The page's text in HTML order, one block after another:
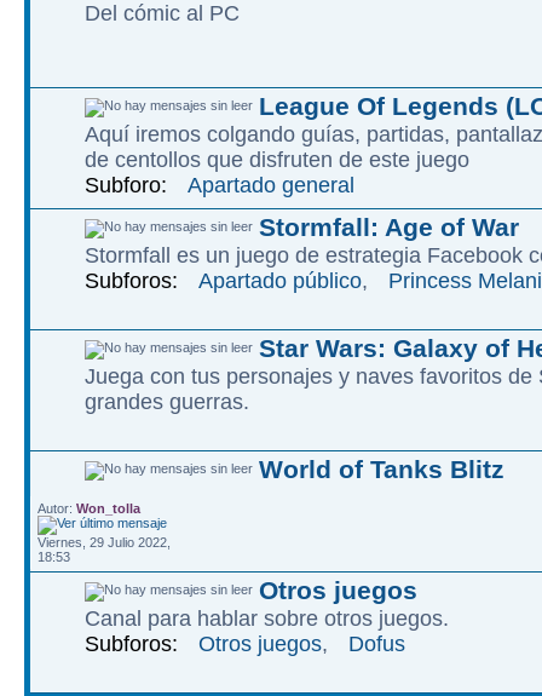
Del cómic al PC
League Of Legends
Aquí iremos colgando guías, partidas,
de centollos que disfruten de este juego
Subforo:
Apartado general
Stormfall: Age of War
Stormfall es un juego de estrategia Facebook
Subforos:
Apartado público, Princess
Star Wars: Galaxy of
Juega con tus personajes y naves favoritos
grandes guerras.
World of Tanks Blitz
Autor: Won_tolla
Viernes, 29 Julio 2022,
18:53
Otros juegos
Canal para hablar sobre otros juegos.
Subforos:
Otros juegos, Dofus